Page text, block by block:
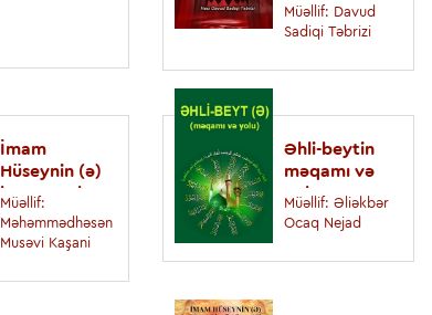
Müəllif: Davud
Sadiqi Təbrizi
İmam
Hüseynin (ə)
başına nələr
gəldi
Müəllif:
Məhəmmədhəsən
Musəvi Kaşani
Əhli-beytin
məqamı və
yolu
Müəllif: Əliəkbər
Ocaq Nejad